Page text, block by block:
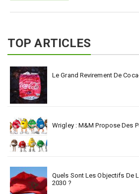
TOP ARTICLES
Le Grand Revirement De
Wrigley : M&M Propose Des
Quels Sont Les Objectifs De
2030 ?